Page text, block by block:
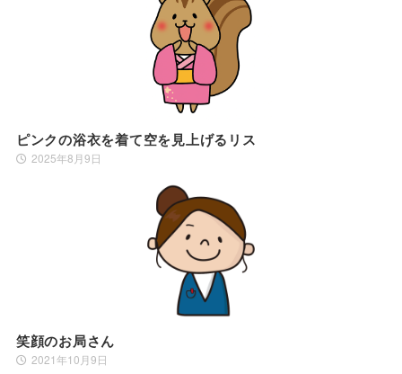
ピンクの浴衣を着て空を見上げるリス
2025年8月9日
笑顔のお局さん
2021年10月9日